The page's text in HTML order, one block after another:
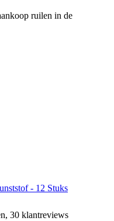
ruilen in de
- 12 Stuks
30 klantreviews